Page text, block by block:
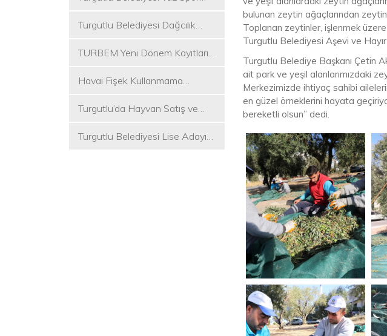
Turgutlu Belediyesi Dağcılık
Düzenledi
TURBEM Yeni Dönem Kayıtları
Havai Fişek Kullanmama
Akın Oldu
Turgutlu’da Hayvan Satış ve
Turgutlu Belediyesi Lise Adayı
bulunan zeytin ağaçlarından
Toplanan zeytinler, işlenmek
Turgutlu Belediyesi Aşevi ve
Turgutlu Belediye Başkanı Çetin
ait park ve yeşil alanlarımızdaki
Merkezimizde ihtiyaç sahibi
en güzel örneklerini hayata
bereketli olsun” dedi.